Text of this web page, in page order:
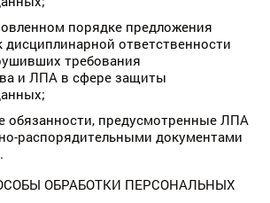
порядке предложения
дисциплинарной ответственности
требования
и ЛПА в сфере защиты
обязанности, предусмотренные ЛПА
распорядительными документами
ОБРАБОТКИ ПЕРСОНАЛЬНЫХ